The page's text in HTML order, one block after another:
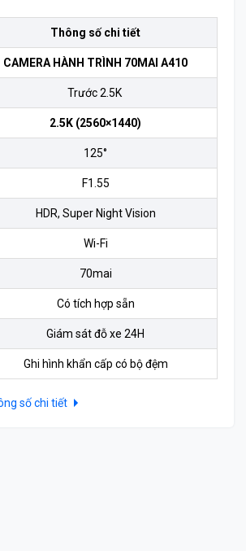
Thông số chi tiết
CAMERA HÀNH TRÌNH 70MAI A410
Trước 2.5K
2.5K (2560×1440)
125°
F1.55
HDR, Super Night Vision
Wi-Fi
70mai
Có tích hợp sẵn
Giám sát đỗ xe 24H
Ghi hình khẩn cấp có bộ đệm
số chi tiết